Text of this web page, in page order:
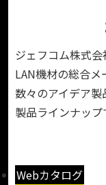
ジェフコム株式
LAN機材の総合メ
数々のアイデア
製品ラインナップ
Webカタログ